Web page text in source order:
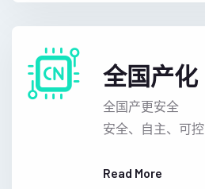
全国产化
全国产更安全
安全、自主、可控
Read More